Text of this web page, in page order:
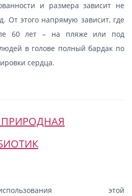
и размера зависит не
От этого напрямую зависит, где
60 лет – на пляже или под
в голове полный бардак по
сердца.
этой